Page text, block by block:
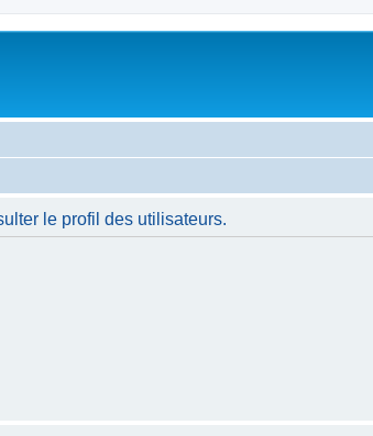
le profil des utilisateurs.